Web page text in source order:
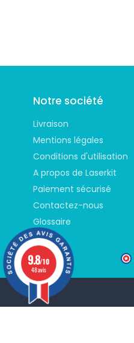
Notre société
Livraison
Mentions légales
Conditions d'utilisation
A propos de Laserkit
Paiement sécurisé
Contactez-nous
Glossaire
9.8/10
48 avis